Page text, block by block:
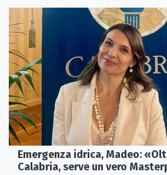
Emergenza idrica, Madeo:
Calabria, serve un vero